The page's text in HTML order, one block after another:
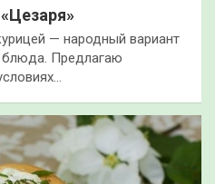
— народный вариант
блюда. Предлагаю